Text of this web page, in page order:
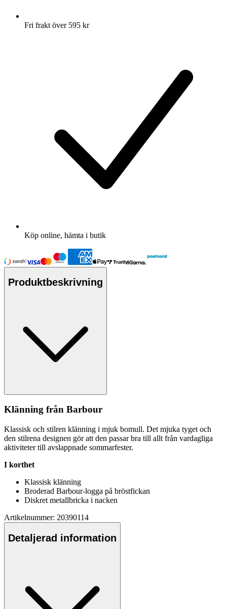
Fri frakt över 595 kr
Köp online, hämta i butik
Produktbeskrivning
Klänning från Barbour
Klassisk och stilren klänning i mjuk bomull. Det mjuka tyget och
den stilrena designen gör att den passar bra till allt från vardagliga
aktiviteter till avslappnade sommarfester.
I korthet
Klassisk klänning
Broderad Barbour-logga på bröstfickan
Diskret metallbricka i nacken
Artikelnummer: 20390114
Detaljerad information